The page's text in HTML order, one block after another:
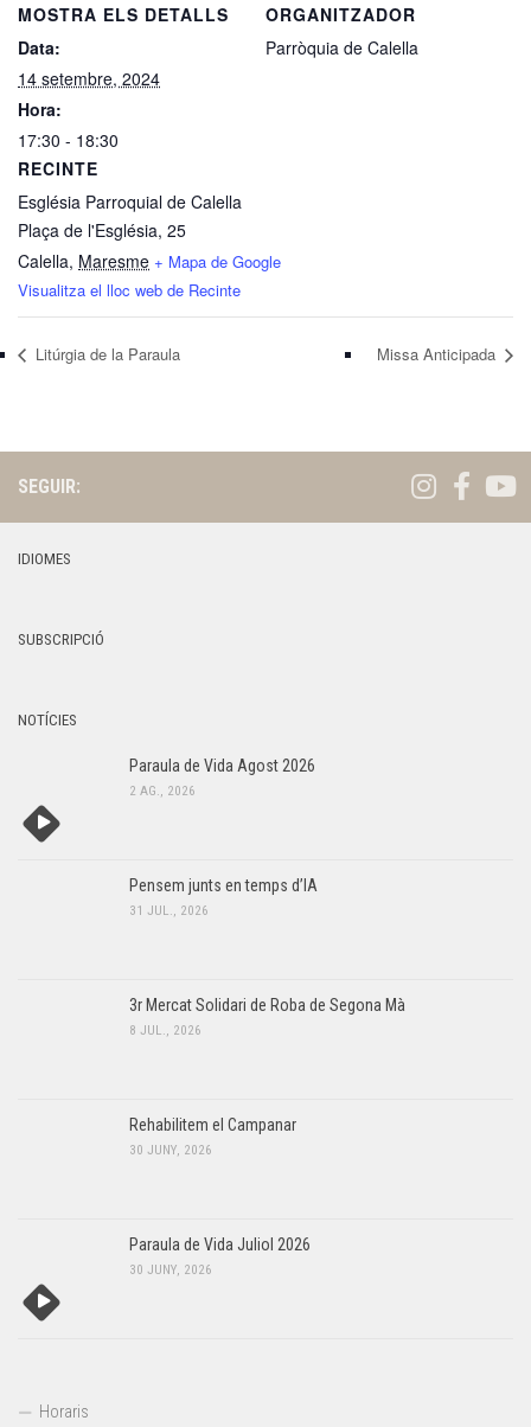
MOSTRA ELS DETALLS
Data:
14 setembre, 2024
Hora:
17:30 - 18:30
RECINTE
Església Parroquial de Calella
Plaça de l'Església, 25
Calella, Maresme + Mapa de Google
Visualitza el lloc web de Recinte
ORGANITZADOR
Parròquia de Calella
Litúrgia de la Paraula Missa Anticipada
SEGUIR:
IDIOMES
SUBSCRIPCIÓ
NOTÍCIES
Paraula de Vida Agost 2026
2 AG., 2026
Pensem junts en temps d’IA
31 JUL., 2026
3r Mercat Solidari de Roba de Segona Mà
8 JUL., 2026
Rehabilitem el Campanar
30 JUNY, 2026
Paraula de Vida Juliol 2026
30 JUNY, 2026
Horaris